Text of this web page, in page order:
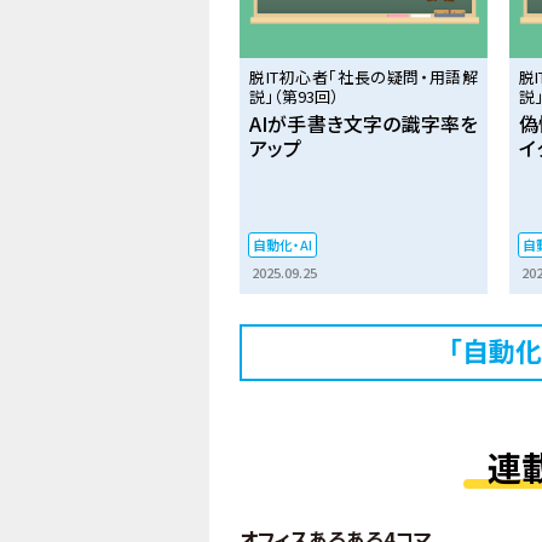
脱IT初心者「社長の疑問・用語解
説」（第93回）
AIが手書き文字の識字率を
アップ
自動化・AI
2025.09.25
脱
説
偽
イ
自
「自動
連